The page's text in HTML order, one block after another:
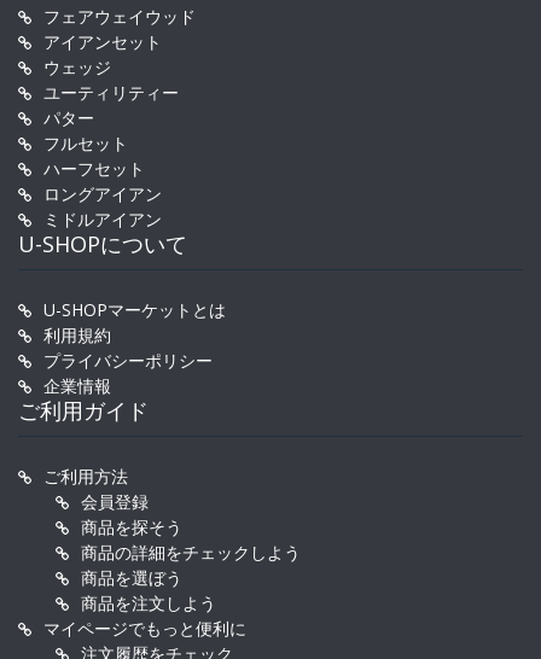
フェアウェイウッド
アイアンセット
ウェッジ
ユーティリティー
パター
フルセット
ハーフセット
ロングアイアン
ミドルアイアン
U-SHOPについて
U-SHOPマーケットとは
利用規約
プライバシーポリシー
企業情報
ご利用ガイド
ご利用方法
会員登録
商品を探そう
商品の詳細をチェックしよう
商品を選ぼう
商品を注文しよう
マイページでもっと便利に
注文履歴をチェック